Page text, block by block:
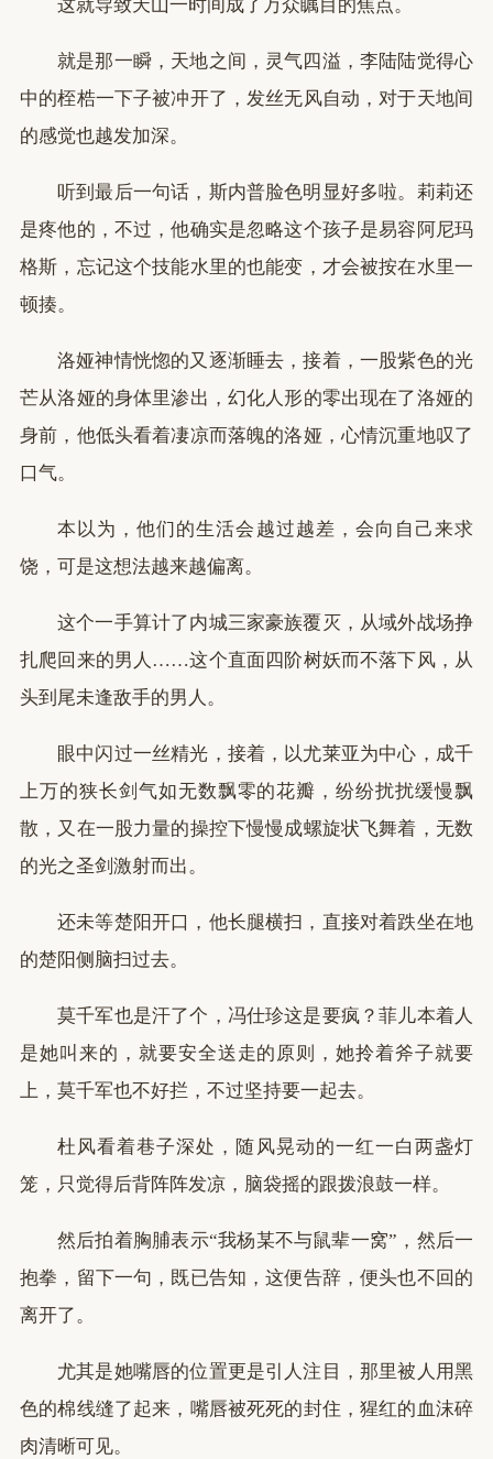
这就导致天山一时间成了万众瞩目的焦点。
就是那一瞬，天地之间，灵气四溢，李陆陆觉得心
中的桎梏一下子被冲开了，发丝无风自动，对于天地间
的感觉也越发加深。
听到最后一句话，斯内普脸色明显好多啦。莉莉还
是疼他的，不过，他确实是忽略这个孩子是易容阿尼玛
格斯，忘记这个技能水里的也能变，才会被按在水里一
顿揍。
洛娅神情恍惚的又逐渐睡去，接着，一股紫色的光
芒从洛娅的身体里渗出，幻化人形的零出现在了洛娅的
身前，他低头看着凄凉而落魄的洛娅，心情沉重地叹了
口气。
本以为，他们的生活会越过越差，会向自己来求
饶，可是这想法越来越偏离。
这个一手算计了内城三家豪族覆灭，从域外战场挣
扎爬回来的男人……这个直面四阶树妖而不落下风，从
头到尾未逢敌手的男人。
眼中闪过一丝精光，接着，以尤莱亚为中心，成千
上万的狭长剑气如无数飘零的花瓣，纷纷扰扰缓慢飘
散，又在一股力量的操控下慢慢成螺旋状飞舞着，无数
的光之圣剑激射而出。
还未等楚阳开口，他长腿横扫，直接对着跌坐在地
的楚阳侧脑扫过去。
莫千军也是汗了个，冯仕珍这是要疯？菲儿本着人
是她叫来的，就要安全送走的原则，她拎着斧子就要
上，莫千军也不好拦，不过坚持要一起去。
杜风看着巷子深处，随风晃动的一红一白两盏灯
笼，只觉得后背阵阵发凉，脑袋摇的跟拨浪鼓一样。
然后拍着胸脯表示“我杨某不与鼠辈一窝”，然后一
抱拳，留下一句，既已告知，这便告辞，便头也不回的
离开了。
尤其是她嘴唇的位置更是引人注目，那里被人用黑
色的棉线缝了起来，嘴唇被死死的封住，猩红的血沫碎
肉清晰可见。